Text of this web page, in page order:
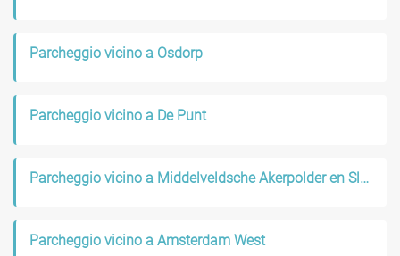
Parcheggio vicino a Osdorp
Parcheggio vicino a De Punt
Parcheggio vicino a Middelveldsche Akerpolder en Sloten
Parcheggio vicino a Amsterdam West